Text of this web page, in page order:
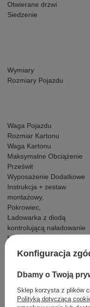
Otwierane drzwi
Siedzenie
Wymiary
Rozmiary Pojazdu
Waga Pojazdu
Rozmiar Kartonu
Waga Kartonu
Maksymalne Obciążenie
Prześwit
Wyposażenie Dodatkowe
Instrukcja + zestaw
montażowy,
Pokrowiec,
Ładowarka z diodą
kontrolującą naładowanie
baterii
Kabel Mini Jack.
Szczegółowe dane
Konfiguracja
Dbamy o Twoją
Sklep korzysta z plików
Polityką dotyczącą